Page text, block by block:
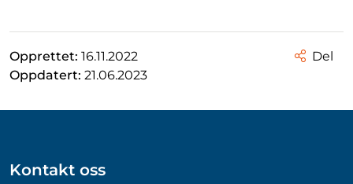
Opprettet: 16.11.2022
Oppdatert: 21.06.2023
Del
Kontakt oss